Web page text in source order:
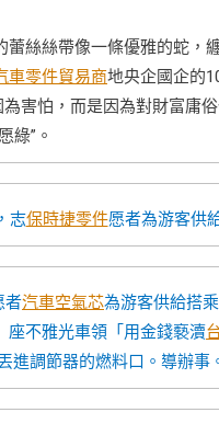
蕾絲絲帶像一條優雅的蛇，
車零件貿易商地央企國企的
害怕，而是因為對財富庸
綠”。
志保時捷零件愿者為游客供
者汽車空氣芯為游客供給搭
座不雅光車領「用金錢褻瀆
進調節器的燃料口。導辦事